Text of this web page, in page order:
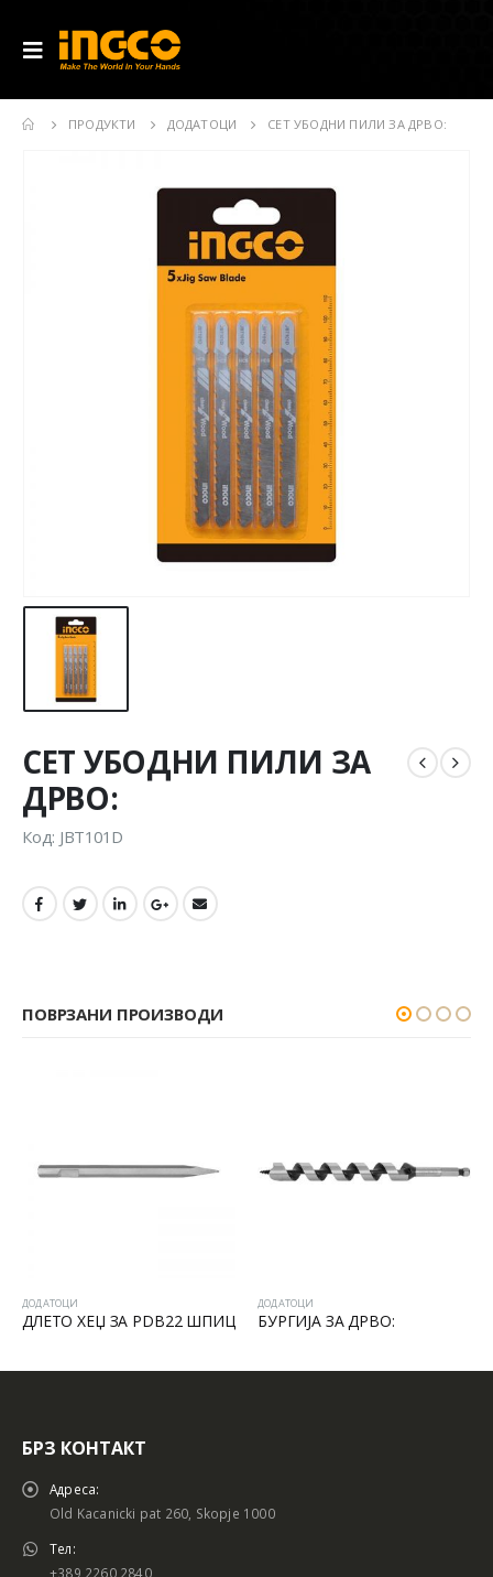
ПРОДУКТИ ДОДАТОЦИ СЕТ УБОДНИ ПИЛИ ЗА ДРВО:
СЕТ УБОДНИ ПИЛИ ЗА
ДРВО:
Код: JBT101D
ПОВРЗАНИ ПРОИЗВОДИ
ДОДАТОЦИ
ДЛЕТО ХЕЏ ЗА PDB22 ШПИЦ
ДОДАТОЦИ
БУРГИЈА ЗА ДРВО:
БРЗ КОНТАКТ
Адреса:
Old Kacanicki pat 260, Skopje 1000
Тел:
+389 2260 2840